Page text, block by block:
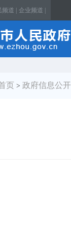
频道 | 企业频道 |
页 > 政府信息公开